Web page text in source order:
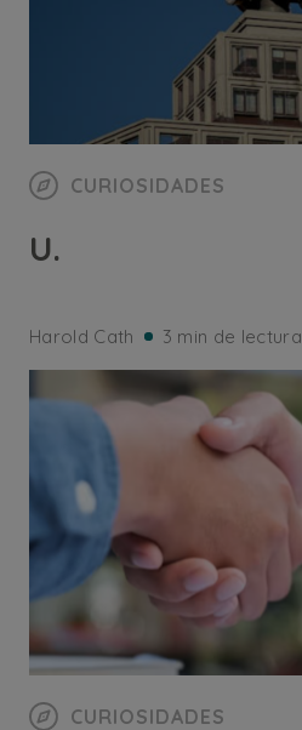
CURIOSIDADES
U.
Harold Cath 3 min de lectura
CURIOSIDADES